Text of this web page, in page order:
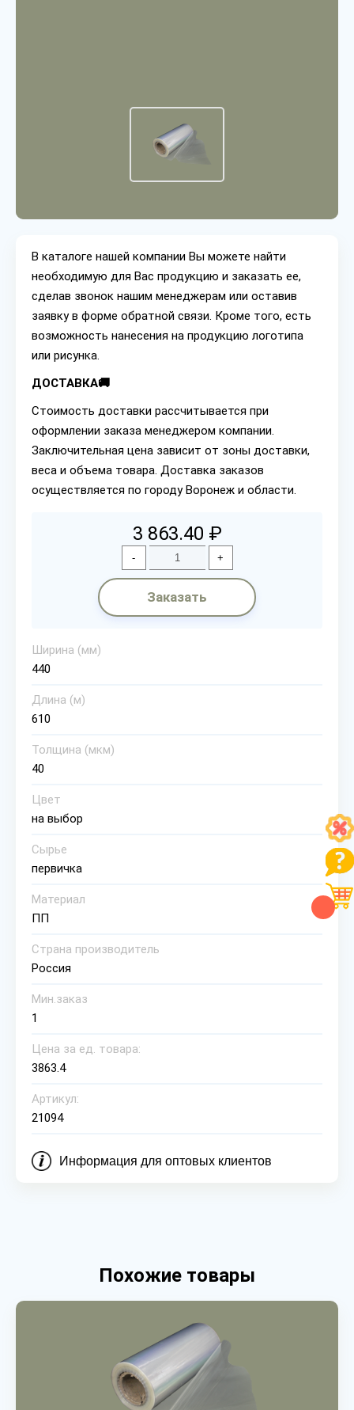
В каталоге нашей компании Вы можете найти
необходимую для Вас продукцию и заказать ее,
сделав звонок нашим менеджерам или оставив
заявку в форме обратной связи. Кроме того, есть
возможность нанесения на продукцию логотипа
или рисунка.
ДОСТАВКА🚚
Стоимость доставки рассчитывается при
оформлении заказа менеджером компании.
Заключительная цена зависит от зоны доставки,
веса и объема товара. Доставка заказов
осуществляется по городу Воронеж и области.
3 863.40 ₽
- +
Заказать
Ширина (мм)
440
Длина (м)
610
Толщина (мкм)
40
Цвет
на выбор
Сырье
первичка
Материал
ПП
Страна производитель
Россия
Мин.заказ
1
Цена за ед. товара:
3863.4
Артикул:
21094
Информация для оптовых клиентов
Похожие товары